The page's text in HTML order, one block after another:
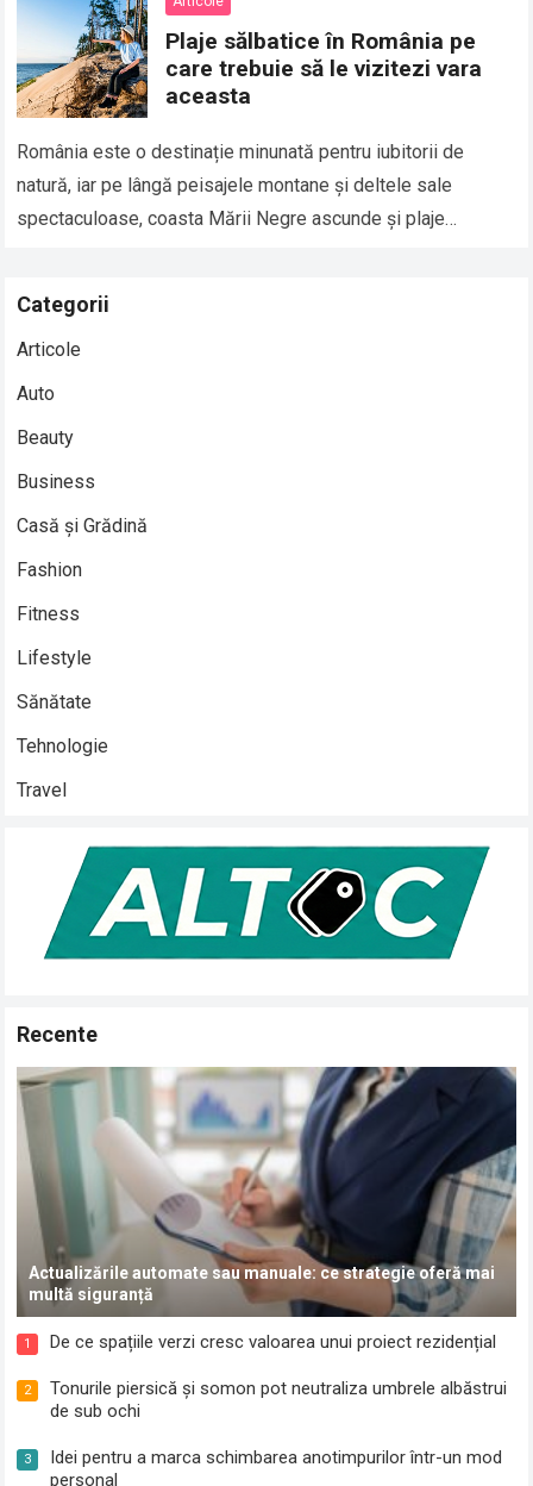
Plaje sălbatice în România pe
care trebuie să le vizitezi vara
aceasta
România este o destinație minunată pentru iubitorii de
natură, iar pe lângă peisajele montane și deltele sale
spectaculoase, coasta Mării Negre ascunde și plaje
Categorii
Articole
Auto
Beauty
Business
Casă și Grădină
Fashion
Fitness
Lifestyle
Sănătate
Tehnologie
Travel
Recente
Actualizările automate sau manuale: ce strategie oferă mai
multă siguranță
1 De ce spațiile verzi cresc valoarea unui proiect rezidențial
2
Tonurile piersică și somon pot neutraliza umbrele albăstrui
de sub ochi
3
Idei pentru a marca schimbarea anotimpurilor într-un mod
personal